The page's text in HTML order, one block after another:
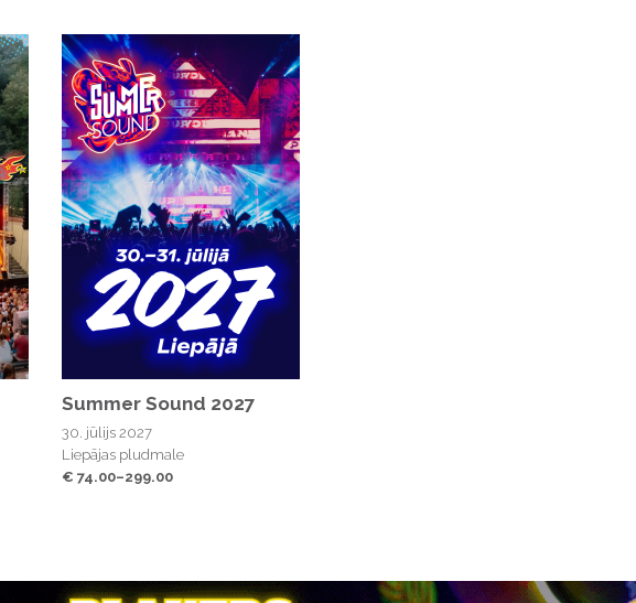
Summer Sound 2027
30. jūlijs 2027
Liepājas pludmale
€ 74.00–299.00